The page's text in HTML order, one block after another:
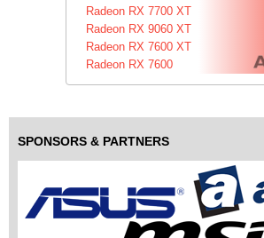
Radeon RX 7700 XT
Radeon RX 9060 XT
Radeon RX 7600 XT
Radeon RX 7600
SPONSORS & PARTNERS